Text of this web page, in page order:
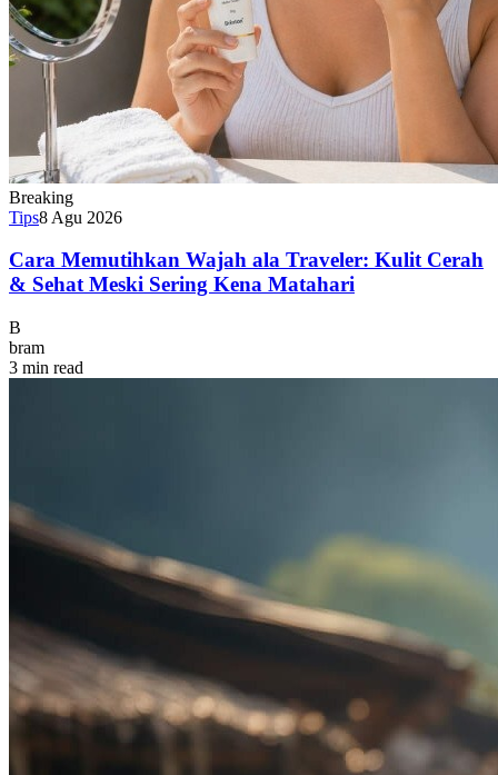
Breaking
Tips8 Agu 2026
Cara Memutihkan Wajah ala Traveler: Kulit Cerah
& Sehat Meski Sering Kena Matahari
B
bram
3 min read